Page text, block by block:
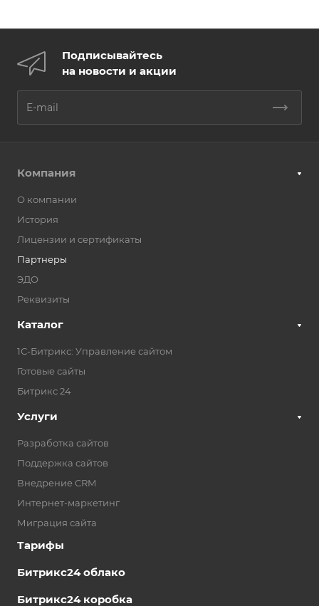
Подписывайтесь
на новости и акции
Компания
О компании
История
Лицензии и сертификаты
Партнеры
ЭДО
Реквизиты
Каталог
1С-Битрикс: Управление сайтом
Готовые сайты
Битрикс 24
Услуги
Разработка сайтов
Поддержка сайтов
Внедрение CRM
Интернет-маркетинг
Миграция сайта
Тарифы
Битрикс24 облако
Битрикс24 коробка